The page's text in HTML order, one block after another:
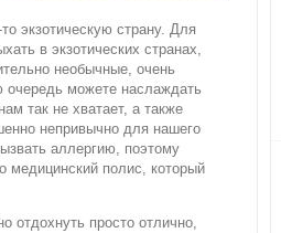
экзотическую страну. Для
в экзотических странах,
необычные, очень
можете наслаждать
так не хватает, а также
непривычно для нашего
аллергию, поэтому
медицинский полис, который
отдохнуть просто отлично,